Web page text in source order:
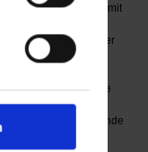
20x30 cm) sowie mit
gestattet.
die Aufbewahrung der
etc. stehen eine
von
bleiben. Für die
keine Haftung
Gegenstände